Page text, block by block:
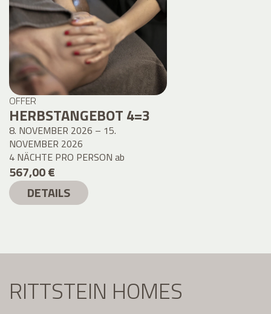
OFFER
HERBSTANGEBOT 4=3
8. NOVEMBER 2026 – 15.
NOVEMBER 2026
4 NÄCHTE PRO PERSON ab
567,00 €
DETAILS
RITTSTEIN HOMES